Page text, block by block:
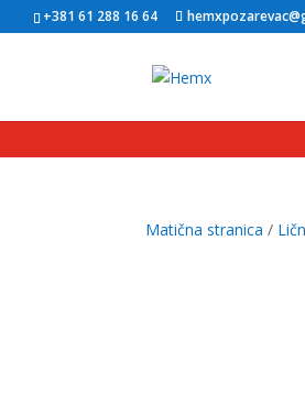
+381 61 288 16 64
Matična stranica /